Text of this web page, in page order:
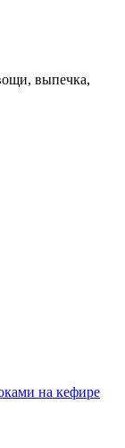
выпечка,
на кефире